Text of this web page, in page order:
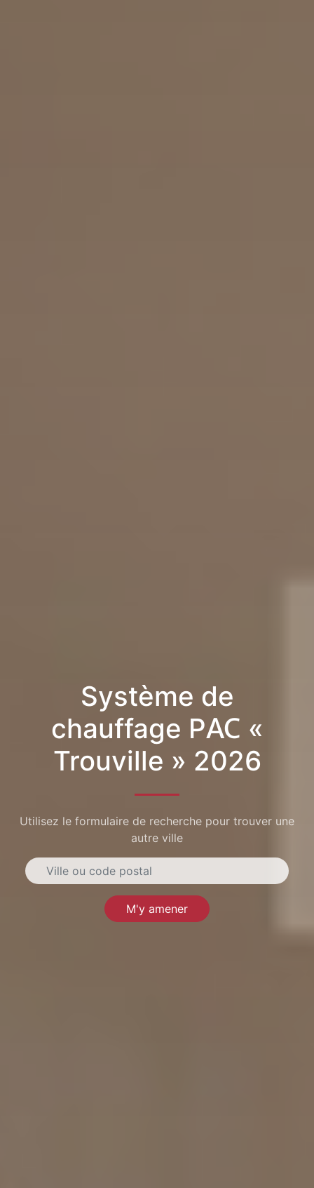
Système de
chauffage PAC «
Trouville » 2026
Utilisez le formulaire de recherche pour trouver une
autre ville
M'y amener